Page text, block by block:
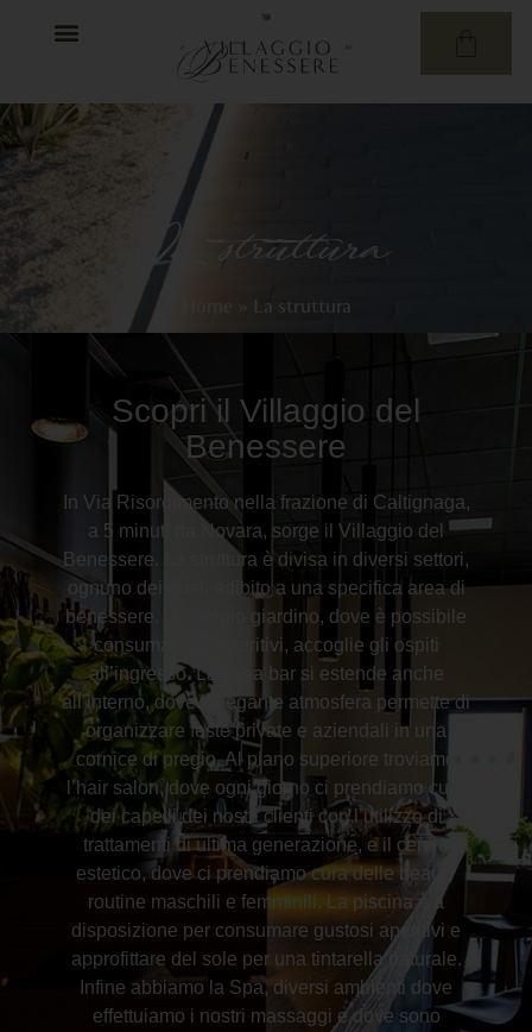
La struttura
Home » La struttura
Scopri il Villaggio del
Benessere
In Via Risorgimento nella frazione di Caltignaga,
a 5 minuti da Novara, sorge il Villaggio del
Benessere. La struttura è divisa in diversi settori,
ognuno dei quali adibito a una specifica area di
benessere. Un ampio giardino, dove è possibile
consumare gli aperitivi, accoglie gli ospiti
all’ingresso. La zona bar si estende anche
all’interno, dove l’elegante atmosfera permette di
organizzare feste private e aziendali in una
cornice di pregio. Al piano superiore troviamo
l’hair salon, dove ogni giorno ci prendiamo cura
dei capelli dei nostri clienti con l’utilizzo di
trattamenti di ultima generazione, e il centro
estetico, dove ci prendiamo cura delle beauty
routine maschili e femminili. La piscina è a
disposizione per consumare gustosi aperitivi e
approfittare del sole per una tintarella naturale.
Infine abbiamo la Spa, diversi ambienti dove
effettuiamo i nostri massaggi e dove sono